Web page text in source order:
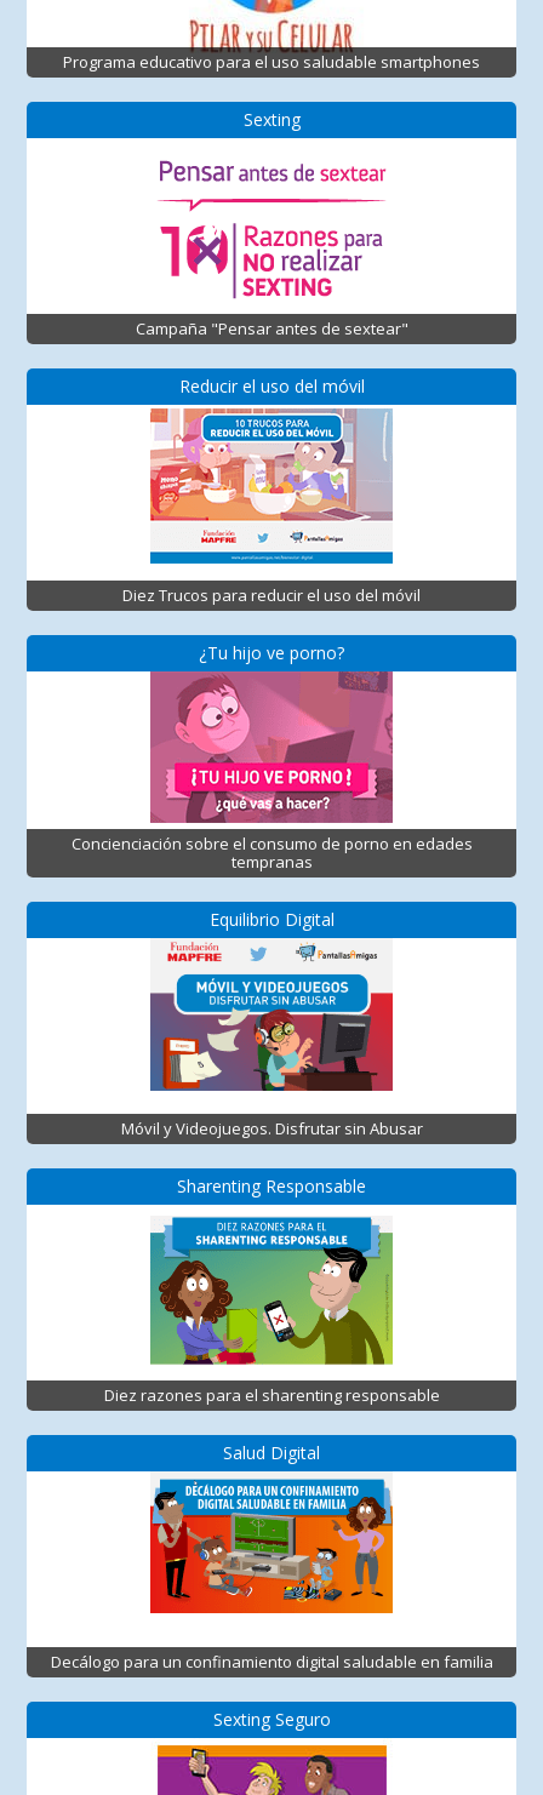
Programa educativo para el uso saludable smartphones
Sexting
Campaña "Pensar antes de sextear"
Reducir el uso del móvil
Diez Trucos para reducir el uso del móvil
¿Tu hijo ve porno?
Concienciación sobre el consumo de porno en edades
tempranas
Equilibrio Digital
Móvil y Videojuegos. Disfrutar sin Abusar
Sharenting Responsable
Diez razones para el sharenting responsable
Salud Digital
Decálogo para un confinamiento digital saludable en familia
Sexting Seguro